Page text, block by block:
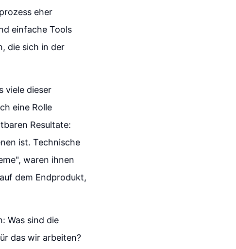
eher
einfache Tools
die sich in der
viele dieser
eine Rolle
Resultate:
ist. Technische
waren ihnen
dem Endprodukt,
Was sind die
das wir arbeiten?